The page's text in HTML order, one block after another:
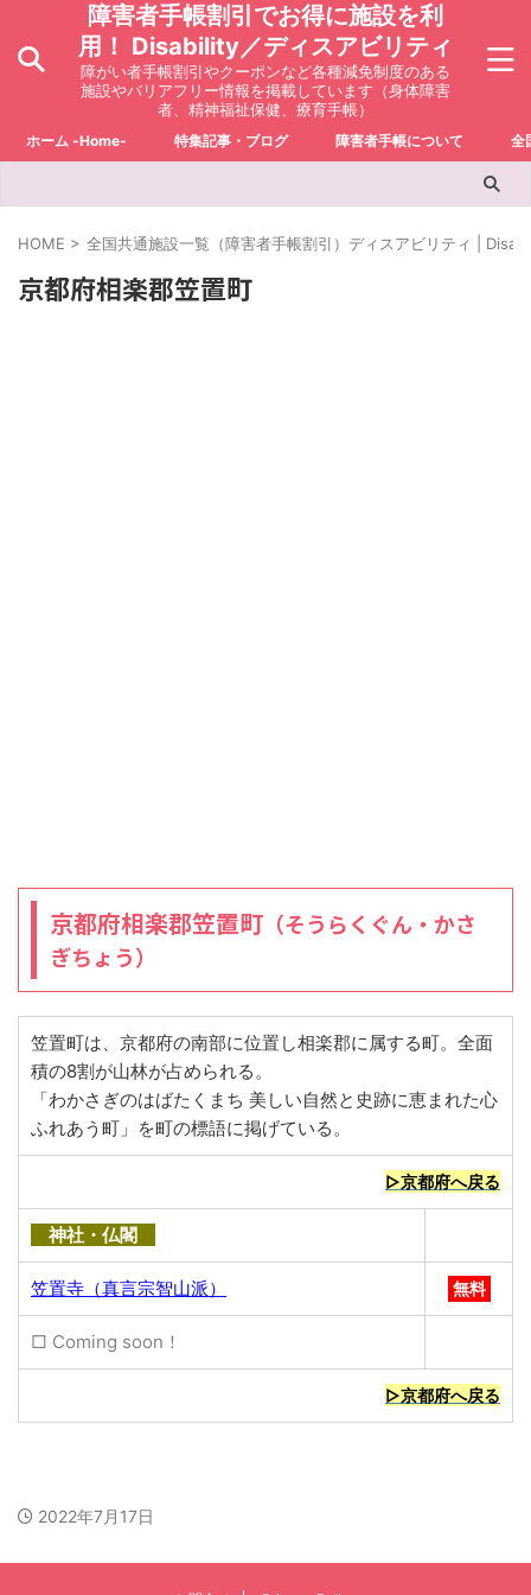
障害者手帳割引でお得に施設を利
用！ Disability／ディスアビリティ
障がい者手帳割引やクーポンなど各種減免制度のある
施設やバリアフリー情報を掲載しています（身体障害
者、精神福祉保健、療育手帳）
ホーム -Home- 特集記事・ブログ 障害者手帳について 全
HOME > 全国共通施設一覧（障害者手帳割引）ディスアビリティ |
京都府相楽郡笠置町
京都府相楽郡笠置町 （そうらくぐん・かさ
ぎちょう）
笠置町は、京都府の南部に位置し相楽郡に属する町。全面
積の8割が山林が占められる。
「わかさぎのはばたくまち 美しい自然と史跡に恵まれた心
ふれあう町」を町の標語に掲げている。
▷京都府へ戻る
神社・仏閣
笠置寺（真言宗智山派） 無料
□ Coming soon！
▷京都府へ戻る
2022年7月17日